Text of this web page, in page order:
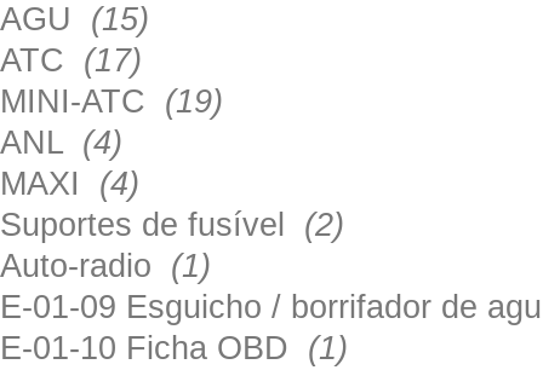
AGU (15)
ATC (17)
MINI-ATC (19)
ANL (4)
MAXI (4)
Suportes de fusível (2)
Auto-radio (1)
E-01-09 Esguicho / borrifador de
E-01-10 Ficha OBD (1)